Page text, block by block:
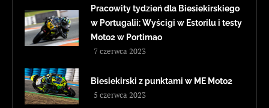
Pracowity tydzień dla Biesiekirskiego
w Portugalii: Wyścigi w Estorilu i testy
Moto2 w Portimao
7 czerwca 2023
Biesiekirski z punktami w ME Moto2
5 czerwca 2023